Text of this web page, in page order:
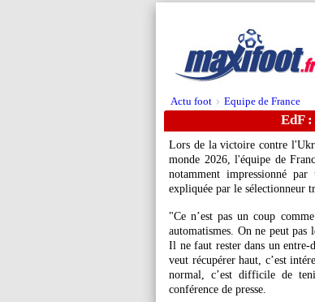
Actu foot > Equipe de France
EdF
Lors de la victoire contre
monde 2026, l'équipe de
notamment impressionné
expliquée par le sélectionneur
"Ce n’est pas un coup
automatismes. On ne peut pas
Il ne faut rester dans un
veut récupérer haut, c’est
normal, c’est difficile de
conférence de presse.